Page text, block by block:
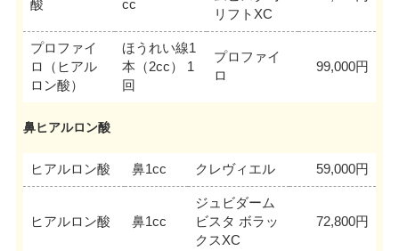
酸 cc
リフトXC
プロファイ
ロ（ヒアル
ロン酸）
ほうれい線1
本（2cc） 1
回
プロファイ
ロ
99,000円
鼻ヒアルロン酸
ヒアルロン酸 鼻1cc クレヴィエル 59,000円
ヒアルロン酸 鼻1cc
ジュビダーム
ビスタ ボラッ
クスXC
72,800円